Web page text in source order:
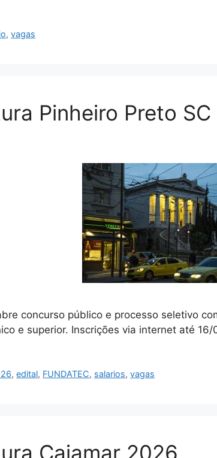
,vagas
Pinheiro Preto
concurso público e processo seletivo
e superior. Inscrições via internet até 16/
,edital, FUNDATEC, salarios,vagas
Cajamar 2026